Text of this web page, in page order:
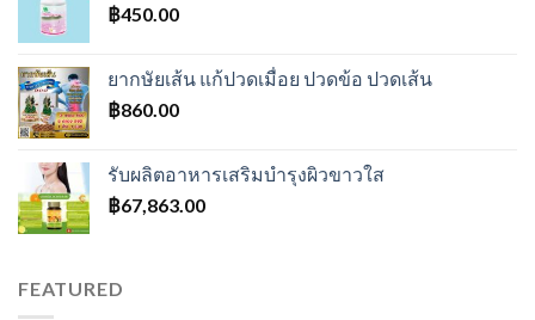
฿450.00
ยากษัยเส้น แก้ปวดเมื่อย ปวดข้อ ปวดเส้น
฿860.00
รับผลิตอาหารเสริมบำรุงผิวขาวใส
฿67,863.00
FEATURED